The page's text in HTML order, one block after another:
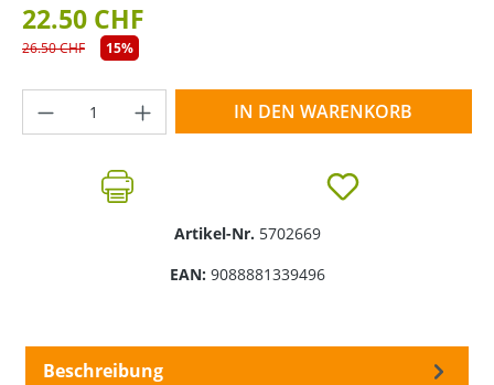
22.50 CHF
26.50 CHF 15%
Produkt Anzahl: Gib den gewünschten
IN DEN WARENKORB
Artikel-Nr. 5702669
EAN: 9088881339496
Beschreibung